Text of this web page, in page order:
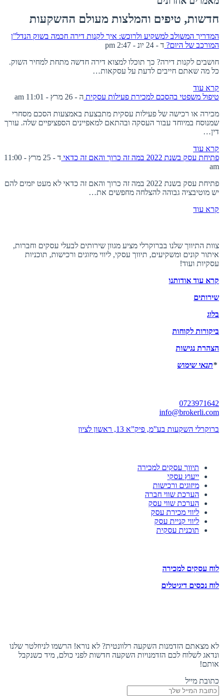
חדשות, טיפים והמלצות מעולם ההשקעות
המדריך המשולב למשקיע ולרוכש: איך לקנות דירה חכמה בשוק הנדל”ן
המורכב של היום? ד - 24 יונ - 2:47 pm
חושבים לקנות דירה? כך תוכלו למצוא דירה חדשה מתחת למחיר השוק.
כל מה שאתם חייבים לדעת על עסקאות…
קרא עוד
טיפול משפטי בהסכם למכירת פעילות עסקית ה - 26 מרץ - 11:01 am
מכירה או רכישה של פעילות עסקית מתבצעת באמצעות הסכם מסחרי
שמנוסח במיוחד עבור העסקה ובהתאם למאפיינים הספציפיים שלה. עורך
דין…
קרא עוד
פתיחת עסק בשנת 2022 במה זה כרוך והאם זה כדאי
ד - 25 מרץ - 11:00
am
פתיחת עסק בשנת 2022 במה זה כרוך והאם זה כדאי לא מעט יזמים להם
יש מוטיבציה גבוהה להצלחה מחפשים את…
קרא עוד
צוות התיווך שלנו בברוקרלי מציע מגוון שירותים לבעלי עסקים וחברות,
איתור קונים ומשקיעים, תיווך עסקי, ליווי מיזוגים ורכישות, תוכניות
עסקיות ועוד!
קרא עוד אודותנו
שירותים
בלוג
ביקורות לקוחות
הצהרת נגישות
*תנאי שימוש
0723971642
info@brokerli.com
ברוקרלי השקעות בע”מ, פיק”א 13, ראשון לציון
תיווך עסקים למכירה
ייעוץ עסקי
מיזוגים ורכישות
הערכת שווי חברה
הערכת שווי עסק
ליווי מכירת עסק
ליווי קניית עסק
תוכנית עסקית
לוח עסקים למכירה
לוח נכסים דיגיטלים
לא מצאתם הזדמנות השקעה רלוונטית? לא נורא! הרשמו לניוזלטר שלנו
ונדאג לשלוח לכם הזדמנויות השקעה חדשות לפני כולם, מיד כשנקבל
אותם!
כתובת מייל